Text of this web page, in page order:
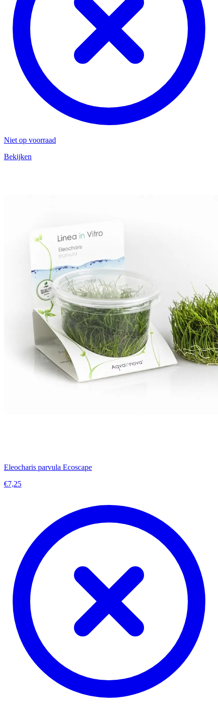
Niet op voorraad
Bekijken
Eleocharis parvula Ecoscape
€7,25